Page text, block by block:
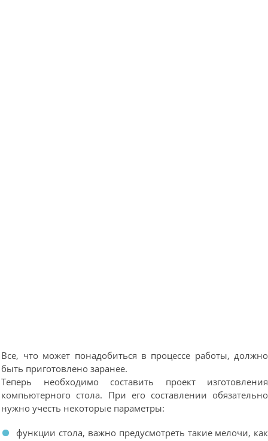
Все, что может понадобиться в процессе работы, должно
быть приготовлено заранее.
Теперь необходимо составить проект изготовления
компьютерного стола. При его составлении обязательно
нужно учесть некоторые параметры:
функции стола, важно предусмотреть такие мелочи, как